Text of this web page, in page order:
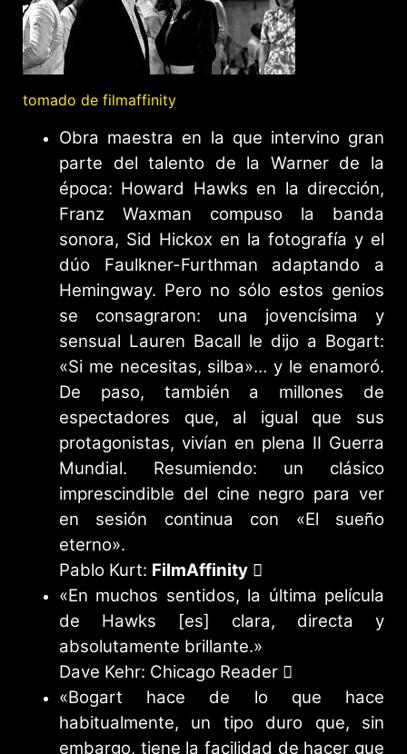
tomado de filmaffinity
Obra maestra en la que intervino gran
parte del talento de la Warner de la
época: Howard Hawks en la dirección,
Franz Waxman compuso la banda
sonora, Sid Hickox en la fotografía y el
dúo Faulkner-Furthman adaptando a
Hemingway. Pero no sólo estos genios
se consagraron: una jovencísima y
sensual Lauren Bacall le dijo a Bogart:
«Si me necesitas, silba»… y le enamoró.
De paso, también a millones de
espectadores que, al igual que sus
protagonistas, vivían en plena II Guerra
Mundial. Resumiendo: un clásico
imprescindible del cine negro para ver
en sesión continua con «El sueño
eterno».
Pablo Kurt: FilmAffinity
«En muchos sentidos, la última película
de Hawks [es] clara, directa y
absolutamente brillante.»
Dave Kehr: Chicago Reader
«Bogart hace de lo que hace
habitualmente, un tipo duro que, sin
embargo, tiene la facilidad de hacer que